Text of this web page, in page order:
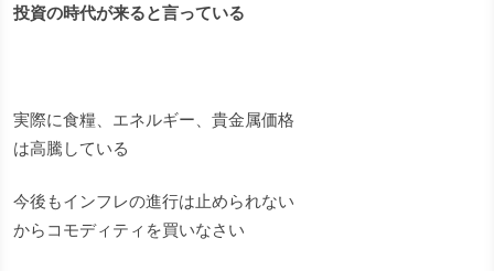
投資の時代が来ると言っている
実際に食糧、エネルギー、貴金属価格
は高騰している
今後もインフレの進行は止められない
からコモディティを買いなさい